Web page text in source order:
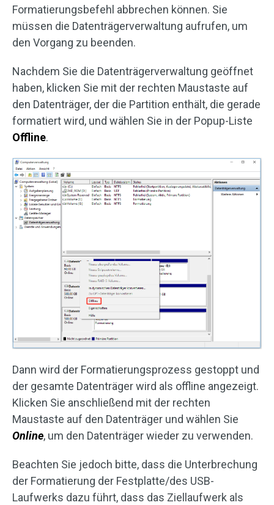
Formatierungsbefehl abbrechen können. Sie
müssen die Datenträgerverwaltung aufrufen, um
den Vorgang zu beenden.
Nachdem Sie die Datenträgerverwaltung geöffnet
haben, klicken Sie mit der rechten Maustaste auf
den Datenträger, der die Partition enthält, die gerade
formatiert wird, und wählen Sie in der Popup-Liste
Offline.
Dann wird der Formatierungsprozess gestoppt und
der gesamte Datenträger wird als offline angezeigt.
Klicken Sie anschließend mit der rechten
Maustaste auf den Datenträger und wählen Sie
Online, um den Datenträger wieder zu verwenden.
Beachten Sie jedoch bitte, dass die Unterbrechung
der Formatierung der Festplatte/des USB-
Laufwerks dazu führt, dass das Ziellaufwerk als